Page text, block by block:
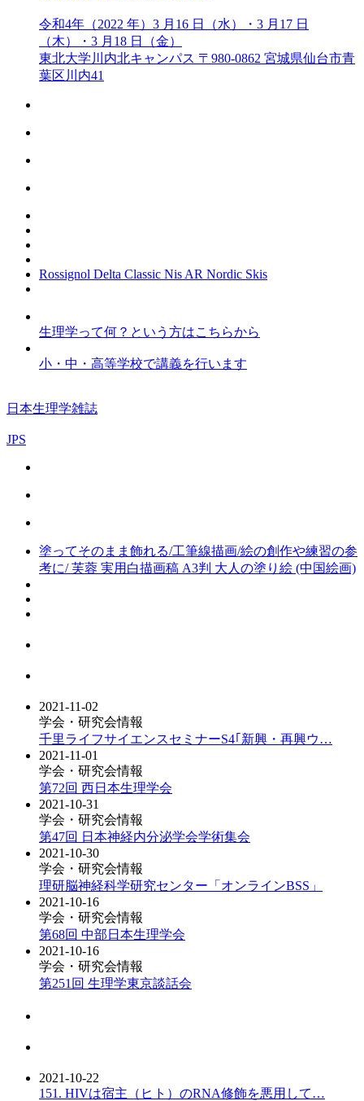
令和4年（2022 年）3 月16 日（水）・3 月17 日
（木）・3 月18 日（金）
東北大学川内北キャンパス 〒980-0862 宮城県仙台市青
葉区川内41
Rossignol Delta Classic Nis AR Nordic Skis
生理学って何？という方はこちらから
小・中・高等学校で講義を行います
日本生理学雑誌
JPS
塗ってそのまま飾れる/工筆線描画/絵の創作や練習の参
考に/ 芙蓉 実用白描画稿 A3判 大人の塗り絵 (中国絵画)
2021-11-02
学会・研究会情報
千里ライフサイエンスセミナーS4｢新興・再興ウ…
2021-11-01
学会・研究会情報
第72回 西日本生理学会
2021-10-31
学会・研究会情報
第47回 日本神経内分泌学会学術集会
2021-10-30
学会・研究会情報
理研脳神経科学研究センター「オンラインBSS」
2021-10-16
学会・研究会情報
第68回 中部日本生理学会
2021-10-16
学会・研究会情報
第251回 生理学東京談話会
2021-10-22
151. HIVは宿主（ヒト）のRNA修飾を悪用して…